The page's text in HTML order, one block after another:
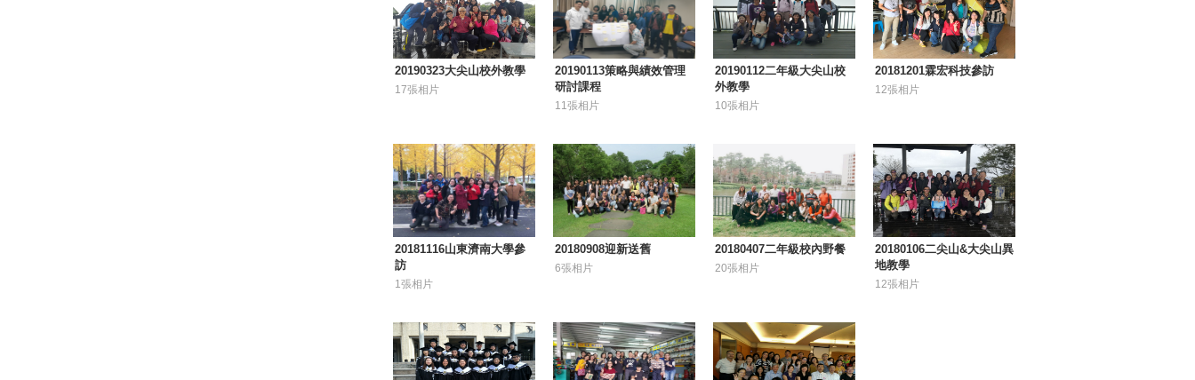
20190323大尖山校外教學
17張相片
20190113策略與績效管理
研討課程
11張相片
20190112二年級大尖山校
外教學
10張相片
20181201霖宏科技參訪
12張相片
20181116山東濟南大學參
訪
1張相片
20180908迎新送舊
6張相片
20180407二年級校內野餐
20張相片
20180106二尖山&大尖山異
地教學
12張相片